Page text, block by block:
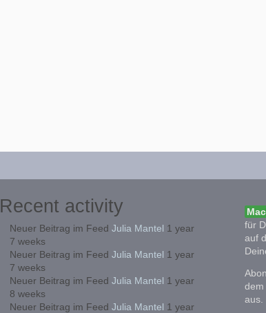
Recent activity
Neuer Beitrag im Feed Julia Mantel 1 year
7 weeks
Neuer Beitrag im Feed Julia Mantel 1 year
7 weeks
Neuer Beitrag im Feed Julia Mantel 1 year
8 weeks
Neuer Beitrag im Feed Julia Mantel 1 year
für
auf
dem
aus.